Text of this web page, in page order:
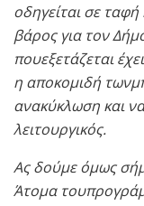
οδηγείται σε ταφή
βάρος για τον
πουεξετάζεται
η αποκομιδή
ανακύκλωση και
λειτουργικός.
Ας δούμε όμως
Άτομα